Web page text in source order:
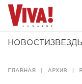
НОВОСТИ ЗВЕЗДЫ
ГЛАВНАЯ АРХИВ